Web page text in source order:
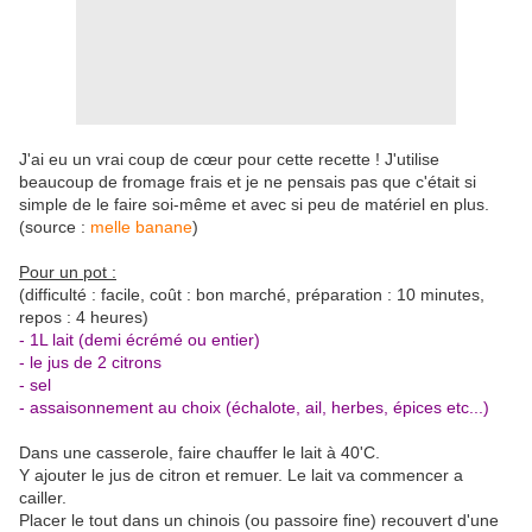
J'ai eu un vrai coup de cœur pour cette recette ! J'utilise
beaucoup de fromage frais et je ne pensais pas que c'était si
simple de le faire soi-même et avec si peu de matériel en plus.
(source : melle banane)
Pour un pot :
(difficulté : facile, coût : bon marché, préparation : 10 minutes,
repos : 4 heures)
- 1L lait (demi écrémé ou entier)
- le jus de 2 citrons
- sel
- assaisonnement au choix (échalote, ail, herbes, épices etc...)
Dans une casserole, faire chauffer le lait à 40'C.
Y ajouter le jus de citron et remuer. Le lait va commencer a
cailler.
Placer le tout dans un chinois (ou passoire fine) recouvert d'une